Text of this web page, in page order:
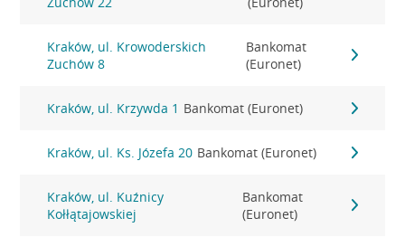
Kraków, ul. Krowoderskich
Zuchów 8
Bankomat
(Euronet)
Kraków, ul. Krzywda 1 Bankomat (Euronet)
Kraków, ul. Ks. Józefa 20 Bankomat (Euronet)
Kraków, ul. Kuźnicy
Kołłątajowskiej
Bankomat
(Euronet)